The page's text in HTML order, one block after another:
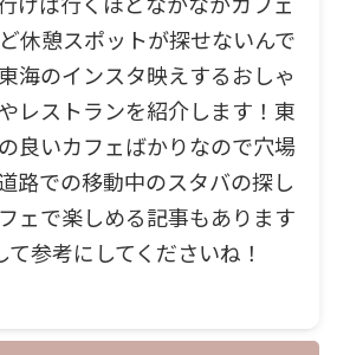
休憩スポットが探せないんで
海のインスタ映えするおしゃ
レストランを紹介します！東
良いカフェばかりなので穴場
路での移動中のスタバの探し
ェで楽しめる記事もあります
参考にしてくださいね！